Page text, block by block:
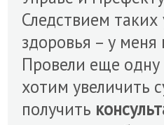
Следствием
здоровья – у
Провели еще
хотим увеличить
получить